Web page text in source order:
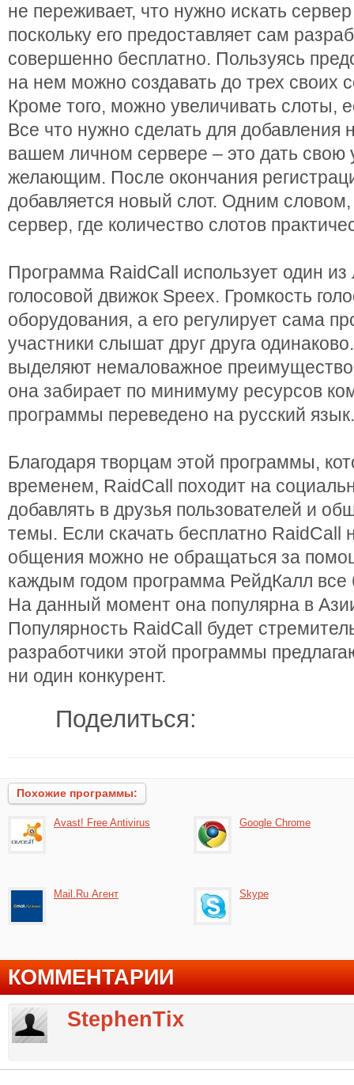
не переживает, что нужно искать
поскольку его предоставляет сам
совершенно бесплатно. Пользуясь
на нем можно создавать до трех своих
Кроме того, можно увеличивать слоты,
Все что нужно сделать для добавления
вашем личном сервере – это дать свою
желающим. После окончания
добавляется новый слот. Одним
сервер, где количество слотов
Программа RaidCall использует один
голосовой движок Speex. Громкость
оборудования, а его регулирует сама
участники слышат друг друга
выделяют немаловажное
она забирает по минимуму ресурсов
программы переведено на русский язык.
Благодаря творцам этой программы,
временем, RaidCall походит на
добавлять в друзья пользователей и
темы. Если скачать бесплатно RaidCall
общения можно не обращаться за
каждым годом программа РейдКалл
На данный момент она популярна в
Популярность RaidCall будет
разработчики этой программы
ни один конкурент.
Поделиться:
Похожие программы:
Avast! Free Antivirus Google Chrome
Mail.Ru Агент Skype
КОММЕНТАРИИ
StephenTix